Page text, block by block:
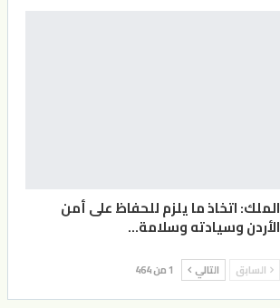
الملك: اتخاذ ما يلزم للحفاظ على أمن
الأردن وسيادته وسلامة…
السابق التالي 1 من 464